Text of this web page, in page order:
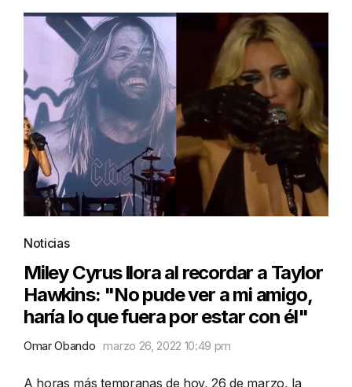
Noticias
Miley Cyrus llora al recordar a Taylor
Hawkins: "No pude ver a mi amigo,
haría lo que fuera por estar con él"
Omar Obando marzo 26, 2022 10:49 pm
A horas más tempranas de hoy, 26 de marzo, la